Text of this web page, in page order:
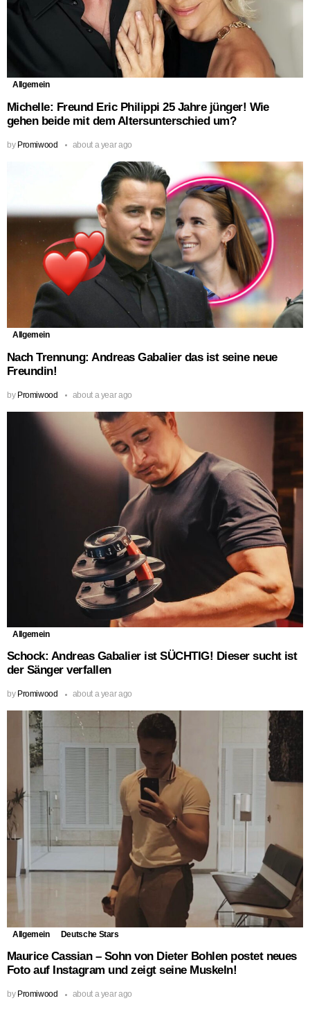
Allgemein
Michelle: Freund Eric Philippi 25 Jahre jünger! Wie
gehen beide mit dem Altersunterschied um?
by Promiwood about a year ago
Allgemein
Nach Trennung: Andreas Gabalier das ist seine neue
Freundin!
by Promiwood about a year ago
Allgemein
Schock: Andreas Gabalier ist SÜCHTIG! Dieser sucht ist
der Sänger verfallen
by Promiwood about a year ago
Allgemein Deutsche Stars
Maurice Cassian – Sohn von Dieter Bohlen postet neues
Foto auf Instagram und zeigt seine Muskeln!
by Promiwood about a year ago